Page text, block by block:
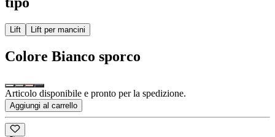
Lift Lift per mancini
Colore Bianco sporco
Articolo disponibile e pronto per la spedizione.
Aggiungi al carrello